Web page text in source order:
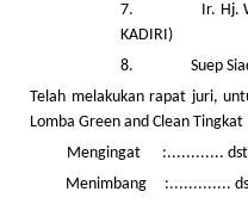
7. Ir. Hj.
KADIRI)
8. Suep
Telah melakukan rapat juri,
Lomba Green and Clean
Mengingat :............
Menimbang :.............